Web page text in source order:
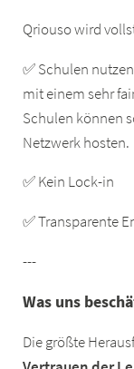
Qriouso wird
✅ Schulen
mit einem sehr
Schulen können
Netzwerk hosten.
✅ Kein Lock-in
✅ Transparente
---
Was uns
Die größte